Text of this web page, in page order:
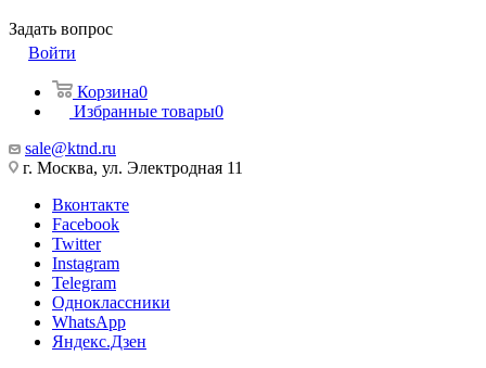
Задать вопрос
Войти
Корзина0
Избранные товары0
sale@ktnd.ru
г. Москва, ул. Электродная 11
Вконтакте
Facebook
Twitter
Instagram
Telegram
Одноклассники
WhatsApp
Яндекс.Дзен